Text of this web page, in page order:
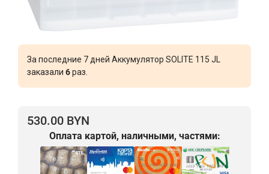
За последние 7 дней Аккумулятор SOLITE 115 JL
заказали 6раз.
530.00 BYN
Оплата картой, наличными, частями: